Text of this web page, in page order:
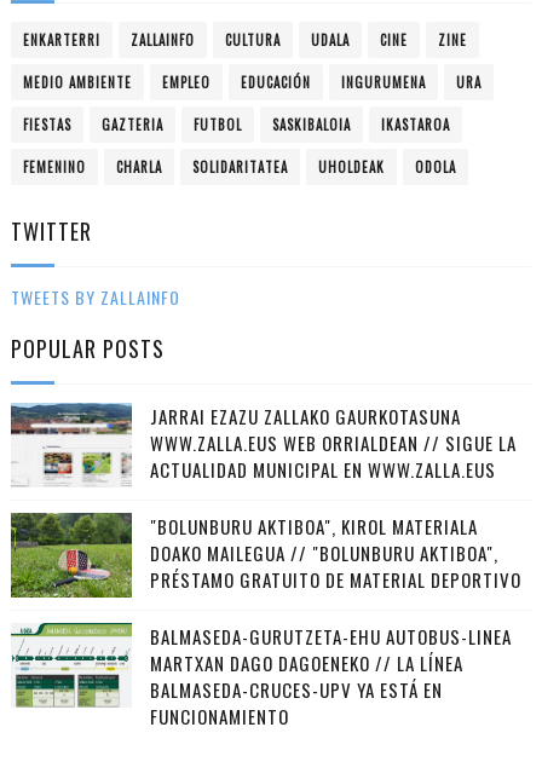
ENKARTERRI ZALLAINFO CULTURA UDALA CINE ZINE
MEDIO AMBIENTE EMPLEO EDUCACIÓN INGURUMENA URA
FIESTAS GAZTERIA FUTBOL SASKIBALOIA IKASTAROA
FEMENINO CHARLA SOLIDARITATEA UHOLDEAK ODOLA
TWITTER
TWEETS BY ZALLAINFO
POPULAR POSTS
JARRAI EZAZU ZALLAKO GAURKOTASUNA
WWW.ZALLA.EUS WEB ORRIALDEAN // SIGUE LA
ACTUALIDAD MUNICIPAL EN WWW.ZALLA.EUS
"BOLUNBURU AKTIBOA", KIROL MATERIALA
DOAKO MAILEGUA // "BOLUNBURU AKTIBOA",
PRÉSTAMO GRATUITO DE MATERIAL DEPORTIVO
BALMASEDA-GURUTZETA-EHU AUTOBUS-LINEA
MARTXAN DAGO DAGOENEKO // LA LÍNEA
BALMASEDA-CRUCES-UPV YA ESTÁ EN
FUNCIONAMIENTO